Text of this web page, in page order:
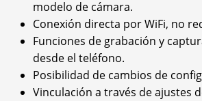
modelo de cámara.
Conexión directa por WiFi, no
Funciones de grabación y
desde el teléfono.
Posibilidad de cambios de
Vinculación a través de ajustes